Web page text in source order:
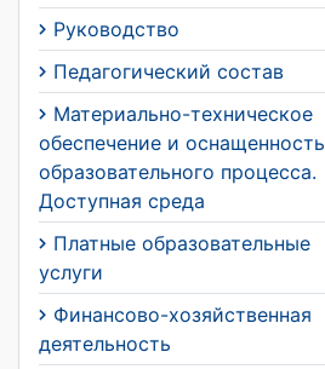
Руководство
Педагогический состав
Материально-техническое
обеспечение и оснащенность
образовательного процесса.
Доступная среда
Платные образовательные
услуги
Финансово-хозяйственная
деятельность